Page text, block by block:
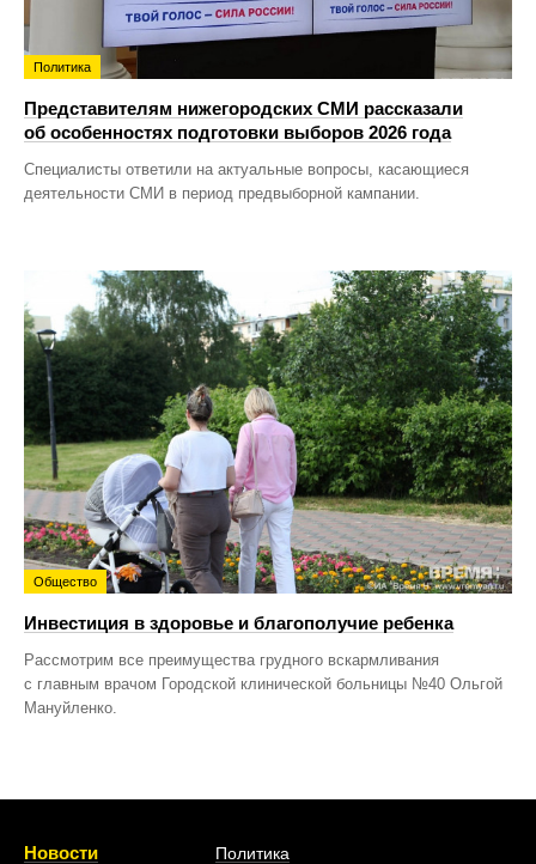
Политика
Представителям нижегородских СМИ рассказали
об особенностях подготовки выборов 2026 года
Специалисты ответили на актуальные вопросы, касающиеся
деятельности СМИ в период предвыборной кампании.
Общество
Инвестиция в здоровье и благополучие ребенка
Рассмотрим все преимущества грудного вскармливания
с главным врачом Городской клинической больницы №40 Ольгой
Мануйленко.
Новости
Политика